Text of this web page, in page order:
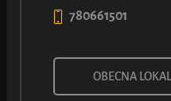
PRECEL Z
Przyjemny jak rozpalony
780661501
OBECNA